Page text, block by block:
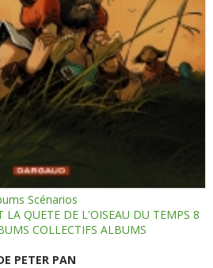
Scénarios
LA QUETE DE L'OISEAU DU TEMPS 8
COLLECTIFS ALBUMS
PETER PAN